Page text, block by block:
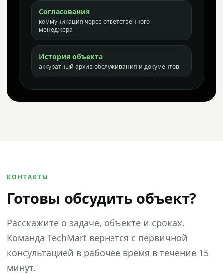
Согласования
коммуникация через ответственного
менеджера
История объекта
аккуратный архив обслуживания и документов
КОНТАКТЫ
Готовы обсудить объект?
Расскажите о задаче, объекте и сроках.
Команда TechMart вернется с первичной
консультацией в рабочее время в течение 15
минут.